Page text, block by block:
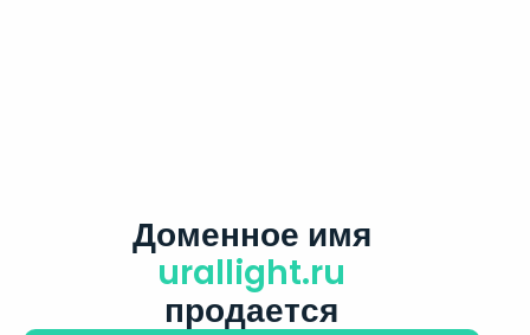
Доменное имя
urallight.ru
продается